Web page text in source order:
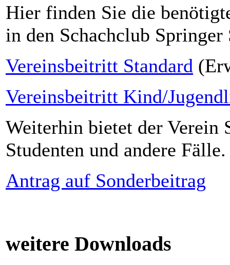
Hier finden Sie die
in den Schachclub Springer
Vereinsbeitritt Standard
Vereinsbeitritt Kind/
Weiterhin bietet der Verein
Studenten und andere Fälle.
Antrag auf Sonderbeitrag
weitere Downloads